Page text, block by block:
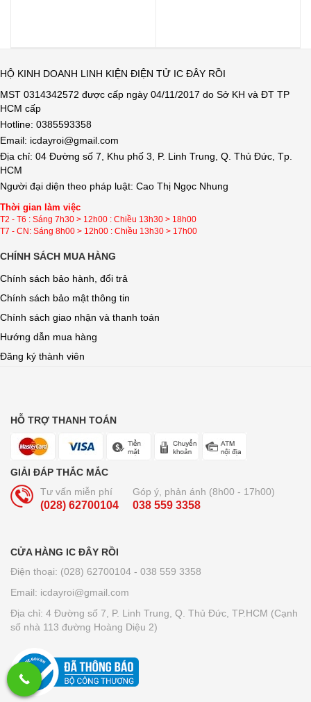
HỘ KINH DOANH LINH KIỆN ĐIỆN TỬ IC ĐÂY RỒI
MST 0314342572 được cấp ngày 04/11/2017 do Sở KH và ĐT TP
HCM cấp
Hotline: 0385593358
Email: icdayroi@gmail.com
Địa chỉ: 04 Đường số 7, Khu phố 3, P. Linh Trung, Q. Thủ Đức, Tp.
HCM
Người đại diện theo pháp luật: Cao Thị Ngọc Nhung
Thời gian làm việc
T2 - T6 : Sáng 7h30 > 12h00 : Chiều 13h30 > 18h00
T7 - CN: Sáng 8h00 > 12h00 : Chiều 13h30 > 17h00
CHÍNH SÁCH MUA HÀNG
Chính sách bảo hành, đổi trả
Chính sách bảo mật thông tin
Chính sách giao nhận và thanh toán
Hướng dẫn mua hàng
Đăng ký thành viên
HỖ TRỢ THANH TOÁN
GIẢI ĐÁP THẮC MẮC
Tư vấn miễn phí
(028) 62700104
Góp ý, phản ánh (8h00 - 17h00)
038 559 3358
CỬA HÀNG IC ĐÂY RỒI
Điện thoại: (028) 62700104 - 038 559 3358
Email: icdayroi@gmail.com
Địa chỉ: 4 Đường số 7, P. Linh Trung, Q. Thủ Đức, TP.HCM (Cạnh
số nhà 113 đường Hoàng Diệu 2)